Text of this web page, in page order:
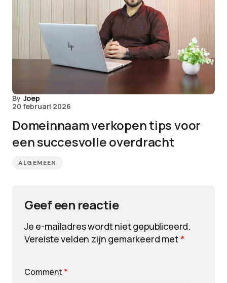
By Joep
20 februari 2026
Domeinnaam verkopen tips voor
een succesvolle overdracht
ALGEMEEN
Geef een reactie
Je e-mailadres wordt niet gepubliceerd.
Vereiste velden zijn gemarkeerd met*
Comment *